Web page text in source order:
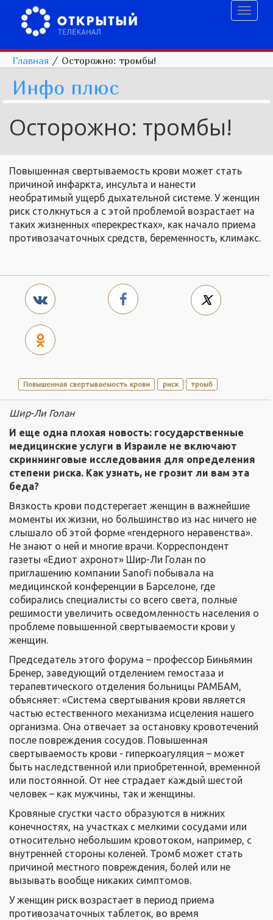
Главная / Осторожно: тромбы!
Инфо плюс
Осторожно: тромбы!
Повышенная свертываемость крови может стать
причиной инфаркта, инсульта и нанести
необратимый ущерб дыхательной системе. У женщин
риск столкнуться а с этой проблемой возрастает на
таких жизненных «перекрестках», как начало приема
противозачаточных средств, беременность, климакс.
Повышенная свертываемость крови риск тромб
Шир-Ли Голан
И еще одна плохая новость: государственные
медицинские услуги в Израиле не включают
скриннинговые исследования для определения
степени риска. Как узнать, не грозит ли вам эта
беда?
Вязкость крови подстерегает женщин в важнейшие
моменты их жизни, но большинство из нас ничего не
слышало об этой форме «гендерного неравенства».
Не знают о ней и многие врачи. Корреспондент
газеты «Едиот ахронот» Шир-Ли Голан по
приглашению компании Sanofi побывала на
медицинской конференции в Барселоне, где
собирались специалисты со всего света, полные
решимости увеличить осведомленность населения о
проблеме повышенной свертываемости крови у
женщин.
Председатель этого форума – профессор Биньямин
Бренер, заведующий отделением гемостаза и
терапевтического отделения больницы РАМБАМ,
объясняет: «Система свертывания крови является
частью естественного механизма исцеления нашего
организма. Она отвечает за остановку кровотечений
после повреждения сосудов. Повышенная
свертываемость крови - гиперкоагуляция – может
быть наследственной или приобретенной, временной
или постоянной. От нее страдает каждый шестой
человек – как мужчины, так и женщины.
Кровяные сгустки часто образуются в нижних
конечностях, на участках с мелкими сосудами или
относительно небольшим кровотоком, например, с
внутренней стороны коленей. Тромб может стать
причиной местного повреждения, болей или не
вызывать вообще никаких симптомов.
У женщин риск возрастает в период приема
противозачаточных таблеток, во время